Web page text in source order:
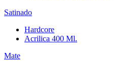
Satinado
Hardcore
Acrilica 400 Ml.
Mate